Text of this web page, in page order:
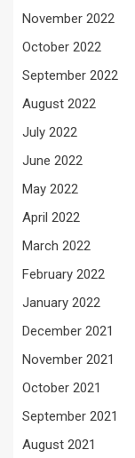
November 2022
October 2022
September 2022
August 2022
July 2022
June 2022
May 2022
April 2022
March 2022
February 2022
January 2022
December 2021
November 2021
October 2021
September 2021
August 2021